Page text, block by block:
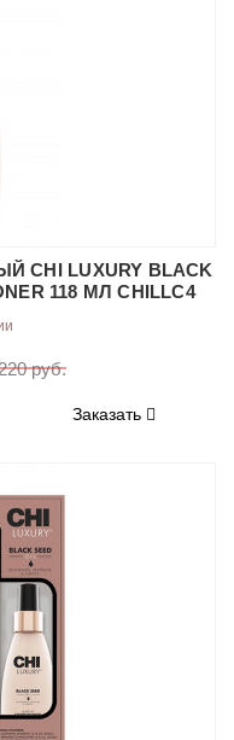
LUXURY BLACK
118 МЛ CHILLC4
руб.
Заказать